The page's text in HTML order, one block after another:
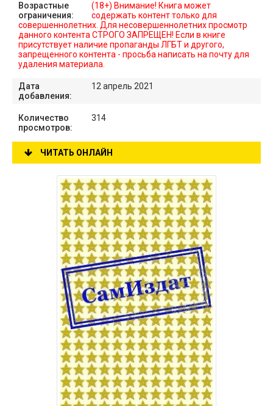
Возрастные
ограничения:
(18+) Внимание! Книга может
содержать контент только для
совершеннолетних. Для несовершеннолетних просмотр
данного контента СТРОГО ЗАПРЕЩЕН! Если в книге
присутствует наличие пропаганды ЛГБТ и другого,
запрещенного контента - просьба написать на почту для
удаления материала.
Дата
добавления:
12 апрель 2021
Количество
просмотров:
314
ЧИТАТЬ ОНЛАЙН